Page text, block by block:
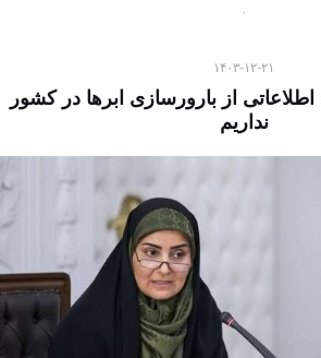
۱۴۰۳-۱۲-۲۱
از بارورسازی ابرها در کشور
نداریم